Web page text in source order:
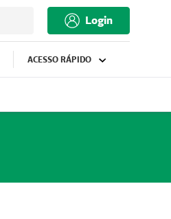
Login
ACESSO RÁPIDO